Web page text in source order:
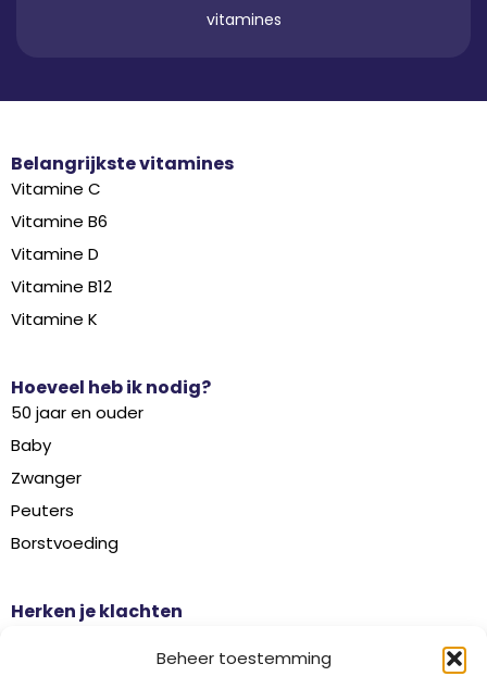
Beheer toestemming
vitamines
Belangrijkste vitamines
Vitamine C
Vitamine B6
Vitamine D
Vitamine B12
Vitamine K
Hoeveel heb ik nodig?
50 jaar en ouder
Baby
Zwanger
Peuters
Borstvoeding
Herken je klachten